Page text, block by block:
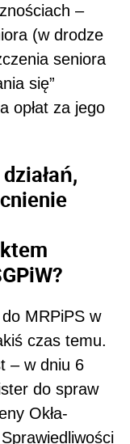
–
(w drodze
seniora
się”
opłat za jego
do MRPiPS w
czas temu.
– w dniu 6
do spraw
Okła-